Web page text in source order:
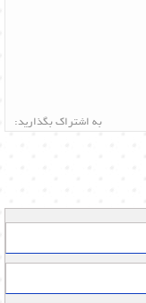
به اشتراک بگذارید: